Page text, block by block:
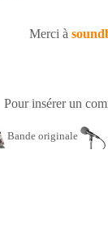
Merci à
Pour insérer un
Bande originale